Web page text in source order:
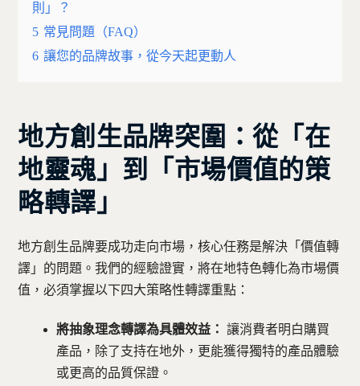
則」？
5 常見問題（FAQ）
6 讓您的品牌故事，從今天起更動人
地方創生品牌突圍：從「在
地靈魂」到「市場價值的策
略轉譯」
地方創生品牌要成功走向市場，核心任務是解決「價值轉
譯」的問題。我們的經驗證實，將在地特色轉化為市場價
值，必須掌握以下四大策略性轉譯重點：
將抽象理念轉譯為具體效益： 讓消費者明白購買
產品，除了支持在地外，更能獲得獨特的產品體驗
或更高的品質保證。